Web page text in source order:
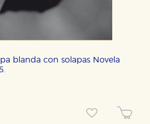
blanda con solapas Novela